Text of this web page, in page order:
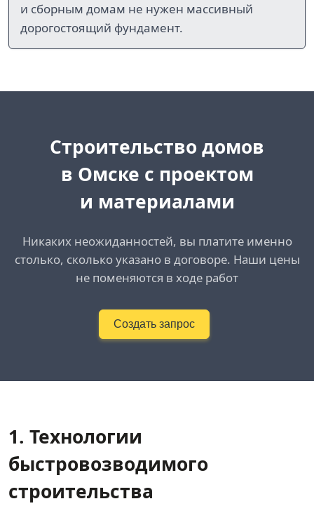
и сборным домам не нужен массивный
дорогостоящий фундамент.
Cтроительство домов
в Омске с проектом
и материалами
Никаких неожиданностей, вы платите именно
столько, сколько указано в договоре. Наши цены
не поменяются в ходе работ
Создать запрос
1. Технологии
быстровозводимого
строительства